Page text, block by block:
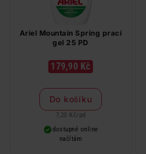
Ariel Mountain Spring prací
gel 25 PD
179,90 Kč
Do košíku
7,20 Kč/ pd
dostupné online
načítám